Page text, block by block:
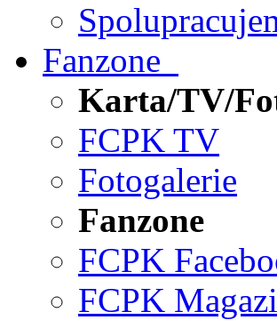
Fanzone
Karta/TV/
FCPK TV
Fotogalerie
Fanzone
FCPK
FCPK